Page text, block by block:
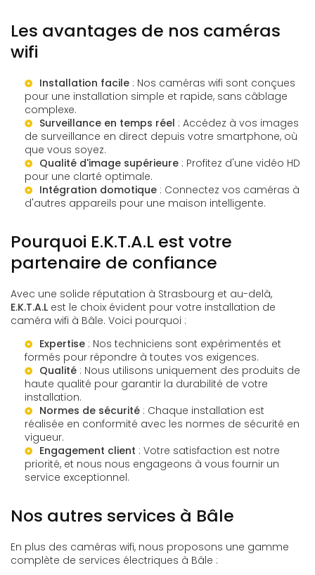
Les avantages de nos caméras
wifi
Installation facile : Nos caméras wifi sont conçues
pour une installation simple et rapide, sans câblage
complexe.
Surveillance en temps réel : Accédez à vos images
de surveillance en direct depuis votre smartphone, où
que vous soyez.
Qualité d'image supérieure : Profitez d'une vidéo HD
pour une clarté optimale.
Intégration domotique : Connectez vos caméras à
d'autres appareils pour une maison intelligente.
Pourquoi E.K.T.A.L est votre
partenaire de confiance
Avec une solide réputation à Strasbourg et au-delà,
E.K.T.A.L est le choix évident pour votre installation de
caméra wifi à Bâle. Voici pourquoi :
Expertise : Nos techniciens sont expérimentés et
formés pour répondre à toutes vos exigences.
Qualité : Nous utilisons uniquement des produits de
haute qualité pour garantir la durabilité de votre
installation.
Normes de sécurité : Chaque installation est
réalisée en conformité avec les normes de sécurité en
vigueur.
Engagement client : Votre satisfaction est notre
priorité, et nous nous engageons à vous fournir un
service exceptionnel.
Nos autres services à Bâle
En plus des caméras wifi, nous proposons une gamme
complète de services électriques à Bâle :